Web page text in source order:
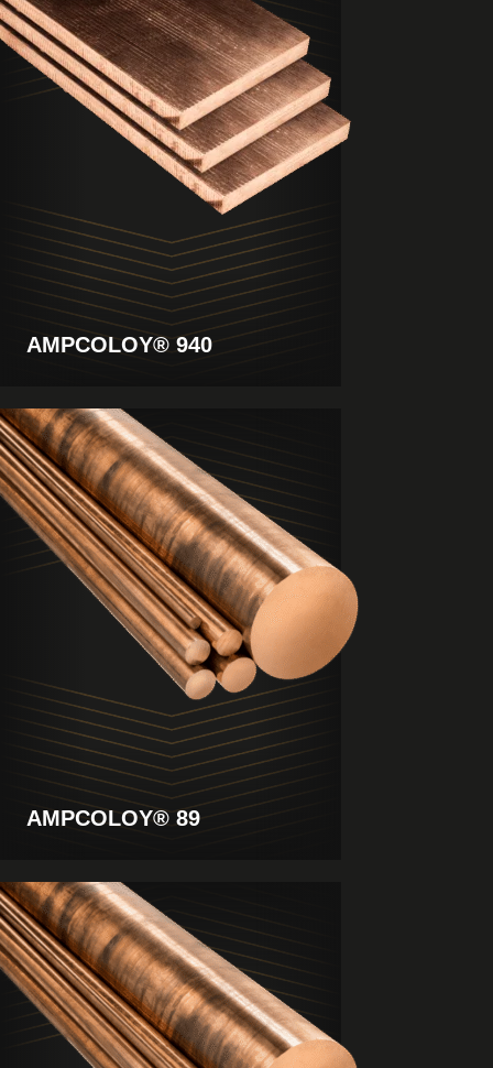
AMPCOLOY® 940
Produkt
anzeigen
AMPCOLOY® 89
Produkt
anzeigen